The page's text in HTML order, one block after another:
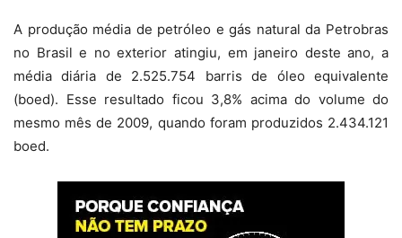
A produção média de petróleo e gás natural da Petrobras
no Brasil e no exterior atingiu, em janeiro deste ano, a
média diária de 2.525.754 barris de óleo equivalente
(boed). Esse resultado ficou 3,8% acima do volume do
mesmo mês de 2009, quando foram produzidos 2.434.121
boed.